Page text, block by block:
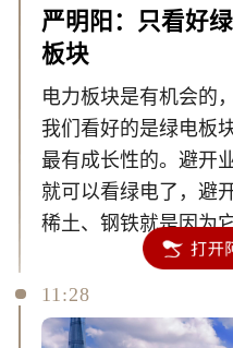
严明阳：只看好
板块
电力板块是有机会的
我们看好的是绿电板
最有成长性的。避开
就可以看绿电了，避
稀土、钢铁就是因为
11:28